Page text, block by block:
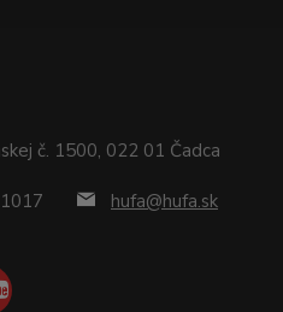
č. 1500, 022 01 Čadca
hufa@hufa.sk